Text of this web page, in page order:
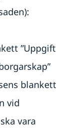
”Uppgift
blankett
vid
vara